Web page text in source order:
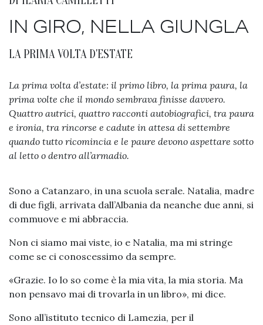
IN GIRO, NELLA GIUNGLA
LA PRIMA VOLTA D'ESTATE
La prima volta d’estate: il primo libro, la prima paura, la
prima volte che il mondo sembrava finisse davvero.
Quattro autrici, quattro racconti autobiografici, tra paura
e ironia, tra rincorse e cadute in attesa di settembre
quando tutto ricomincia e le paure devono aspettare sotto
al letto o dentro all’armadio.
Sono a Catanzaro, in una scuola serale. Natalia, madre
di due figli, arrivata dall’Albania da neanche due anni, si
commuove e mi abbraccia.
Non ci siamo mai viste, io e Natalia, ma mi stringe
come se ci conoscessimo da sempre.
«Grazie. Io lo so come è la mia vita, la mia storia. Ma
non pensavo mai di trovarla in un libro», mi dice.
Sono all’istituto tecnico di Lamezia, per il